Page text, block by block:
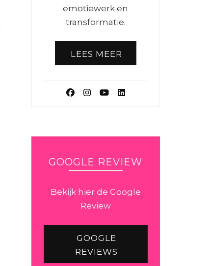
emotiewerk en
transformatie.
LEES MEER
GOOGLE REVIEW
Bekijk hier de Google
Review
GOOGLE
REVIEWS